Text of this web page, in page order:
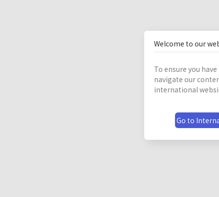
Welcome to our
To ensure you
navigate our
international
Go to